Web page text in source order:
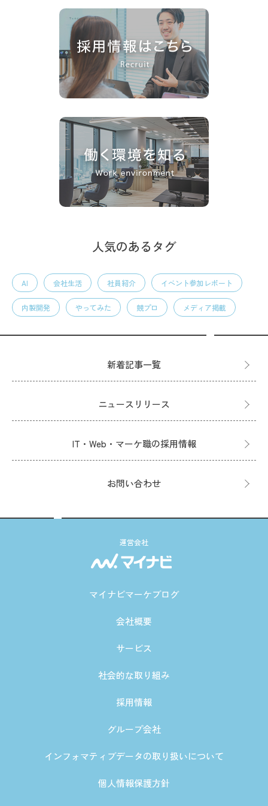
人気のあるタグ
AI 会社生活 社員紹介 イベント参加レポート
内製開発 やってみた 競プロ メディア掲載
新着記事一覧
ニュースリリース
IT・Web・マーケ職の採用情報
お問い合わせ
運営会社
マイナビマーケブログ
会社概要
サービス
社会的な取り組み
採用情報
グループ会社
インフォマティブデータの取り扱いについて
個人情報保護方針